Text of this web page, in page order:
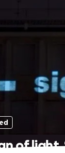
of light.